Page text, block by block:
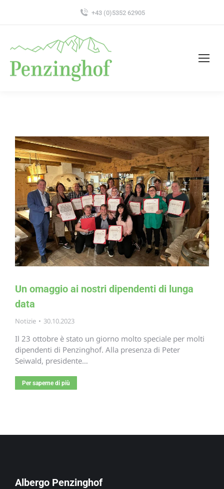
+43 (0)5352 62905
Un omaggio ai nostri dipendenti di lunga
data
Notizie 30.10.2023
Il 23 ottobre è stato un giorno molto speciale per molti
dipendenti di Penzinghof. Alla presenza di Peter
Seiwald, presidente…
Per saperne di più
Albergo Penzinghof